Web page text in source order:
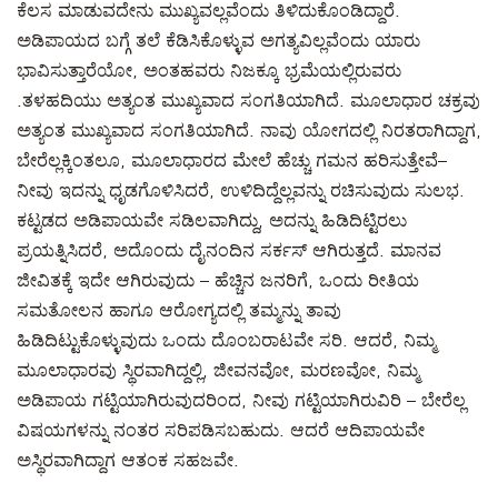
ಕೆಲಸ ಮಾಡುವದೇನು ಮುಖ್ಯವಲ್ಲವೆಂದು ತಿಳಿದುಕೊಂಡಿದ್ದಾರೆ.
ಅಡಿಪಾಯದ ಬಗ್ಗೆ ತಲೆ ಕೆಡಿಸಿಕೊಳ್ಳುವ ಅಗತ್ಯವಿಲ್ಲವೆಂದು ಯಾರು
ಭಾವಿಸುತ್ತಾರೆಯೋ, ಅಂತಹವರು ನಿಜಕ್ಕೂ ಭ್ರಮೆಯಲ್ಲಿರುವರು
.ತಳಹದಿಯು ಅತ್ಯಂತ ಮುಖ್ಯವಾದ ಸಂಗತಿಯಾಗಿದೆ. ಮೂಲಾಧಾರ ಚಕ್ರವು
ಅತ್ಯಂತ ಮುಖ್ಯವಾದ ಸಂಗತಿಯಾಗಿದೆ. ನಾವು ಯೋಗದಲ್ಲಿ ನಿರತರಾಗಿದ್ದಾಗ,
ಬೇರೆಲ್ಲಕ್ಕಿಂತಲೂ, ಮೂಲಾಧಾರದ ಮೇಲೆ ಹೆಚ್ಚು ಗಮನ ಹರಿಸುತ್ತೇವೆ–
ನೀವು ಇದನ್ನು ಧೃಡಗೊಳಿಸಿದರೆ, ಉಳಿದಿದ್ದೆಲ್ಲವನ್ನು ರಚಿಸುವುದು ಸುಲಭ.
ಕಟ್ಟಡದ ಅಡಿಪಾಯವೇ ಸಡಿಲವಾಗಿದ್ದು, ಅದನ್ನು ಹಿಡಿದಿಟ್ಟಿರಲು
ಪ್ರಯತ್ನಿಸಿದರೆ, ಅದೊಂದು ದೈನಂದಿನ ಸರ್ಕಸ್ ಆಗಿರುತ್ತದೆ. ಮಾನವ
ಜೀವಿತಕ್ಕೆ ಇದೇ ಆಗಿರುವುದು – ಹೆಚ್ಚಿನ ಜನರಿಗೆ, ಒಂದು ರೀತಿಯ
ಸಮತೋಲನ ಹಾಗೂ ಆರೋಗ್ಯದಲ್ಲಿ ತಮ್ಮನ್ನು ತಾವು
ಹಿಡಿದಿಟ್ಟುಕೊಳ್ಳುವುದು ಒಂದು ದೊಂಬರಾಟವೇ ಸರಿ. ಆದರೆ, ನಿಮ್ಮ
ಮೂಲಾಧಾರವು ಸ್ಥಿರವಾಗಿದ್ದಲ್ಲಿ, ಜೀವನವೋ, ಮರಣವೋ, ನಿಮ್ಮ
ಅಡಿಪಾಯ ಗಟ್ಟಿಯಾಗಿರುವುದರಿಂದ, ನೀವು ಗಟ್ಟಿಯಾಗಿರುವಿರಿ – ಬೇರೆಲ್ಲ
ವಿಷಯಗಳನ್ನು ನಂತರ ಸರಿಪಡಿಸಬಹುದು. ಆದರೆ ಆದಿಪಾಯವೇ
ಅಸ್ಥಿರವಾಗಿದ್ದಾಗ ಆತಂಕ ಸಹಜವೇ.